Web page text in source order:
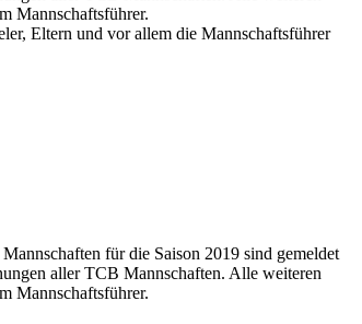
Mannschaftsführer.
Eltern und vor allem die Mannschaftsführer
für die Saison 2019 sind gemeldet
aller TCB Mannschaften. Alle weiteren
Mannschaftsführer.